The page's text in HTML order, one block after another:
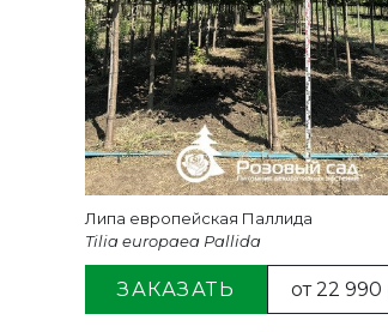
Липа европейская Паллида
Tilia europaea Pallida
ЗАКАЗАТЬ от 22 990